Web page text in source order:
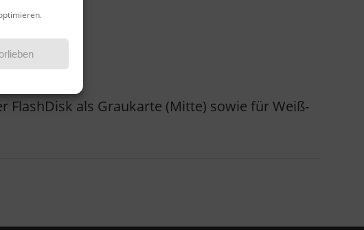
FlashDisk als Graukarte (Mitte) sowie für Weiß-